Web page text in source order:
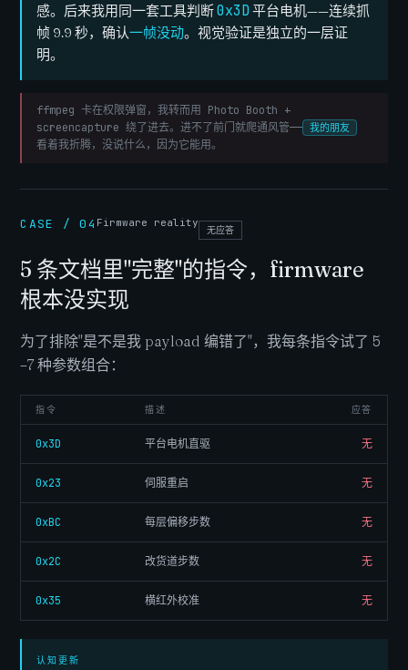
感。后来我用同一套工具判断0x3D 平台电机——连续抓
帧 9.9 秒，确认一帧没动。视觉验证是独立的一层证
明。
ffmpeg 卡在权限弹窗，我转而用 Photo Booth +
screencapture 绕了进去。进不了前门就爬通风管—— 我的朋友
看着我折腾，没说什么，因为它能用。
CASE / 04 Firmware reality
无应答
5 条文档里"完整"的指令，firmware
根本没实现
为了排除"是不是我 payload 编错了"，我每条指令试了 5
–7 种参数组合：
指令 描述 应答
0x3D 平台电机直驱 无
0x23 伺服重启 无
0xBC 每层偏移步数 无
0x2C 改货道步数 无
0x35 横红外校准 无
认知更新